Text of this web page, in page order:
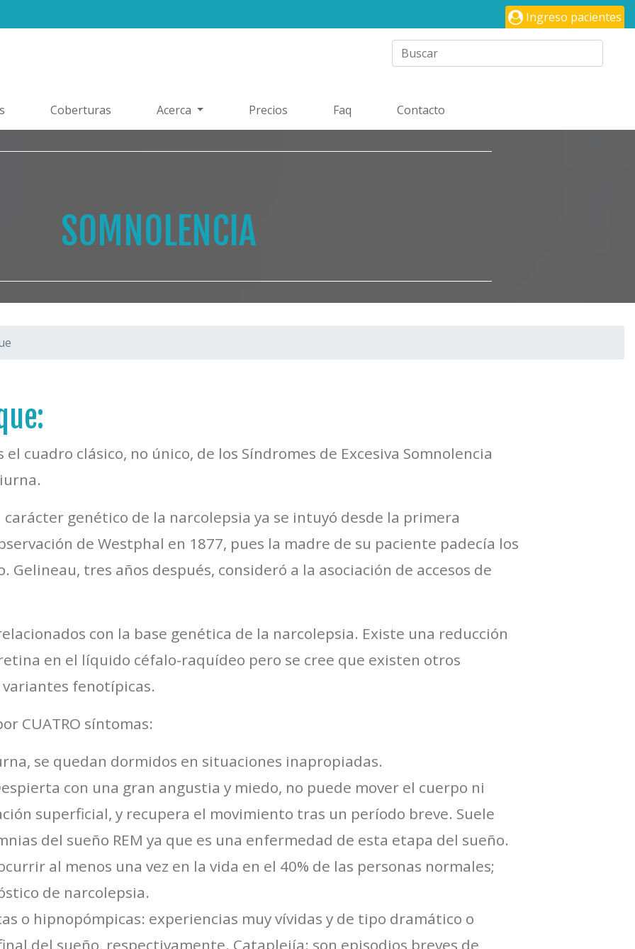
Ingreso pacientes
Coberturas Acerca Precios Faq Contacto
SOMNOLENCIA
el cuadro clásico, no único, de los Síndromes de Excesiva Somnolencia
carácter genético de la narcolepsia ya se intuyó desde la primera
de Westphal en 1877, pues la madre de su paciente padecía los
Gelineau, tres años después, consideró a la asociación de accesos de
con la base genética de la narcolepsia. Existe una reducción
en el líquido céfalo-raquídeo pero se cree que existen otros
fenotípicas.
CUATRO síntomas:
se quedan dormidos en situaciones inapropiadas.
con una gran angustia y miedo, no puede mover el cuerpo ni
superficial, y recupera el movimiento tras un período breve. Suele
del sueño REM ya que es una enfermedad de esta etapa del sueño.
al menos una vez en la vida en el 40% de las personas normales;
de narcolepsia.
o hipnopómpicas: experiencias muy vívidas y de tipo dramático o
del sueño, respectivamente. Cataplejía: son episodios breves de